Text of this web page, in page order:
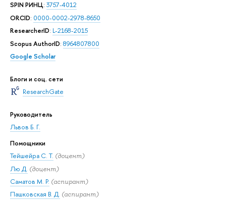
SPIN РИНЦ: 3757-4012
ORCID: 0000-0002-2978-8650
ResearcherID: L-2168-2015
Scopus AuthorID: 8964807800
Google Scholar
Блоги и соц. сети
ResearchGate
Руководитель
Львов Б. Г.
Помощники
Тейшейра С. Т. (доцент)
Лю Д. (доцент)
Саматов М. Р. (аспирант)
Пашковская В. Д. (аспирант)